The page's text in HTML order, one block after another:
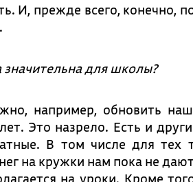
И, прежде всего, конечно,
значительна для школы?
например, обновить
Это назрело. Есть и
В том числе для тех
на кружки нам пока не
на уроки. Кроме